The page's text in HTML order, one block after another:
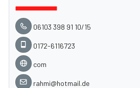
06103 398 91 10/15
0172-6116723
com
rahmi@hotmail.de